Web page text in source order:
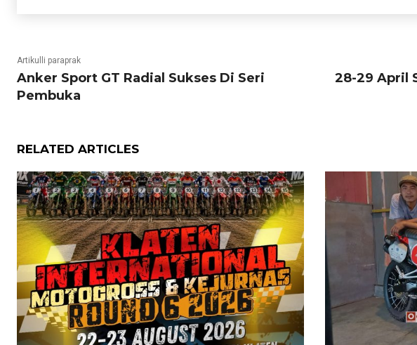
Artikulli paraprak
Anker Sport GT Radial Sukses Di Seri
Pembuka
28-29 April
RELATED ARTICLES